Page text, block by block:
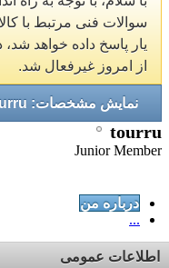
سوالات فنی مرتبط با
یار پاسخ داده خواهد
از امروز غیرفعال شد.
نمایش مشخصات: tourru
tourru
Junior Member
درباره من
...
اطلاعات عمومی